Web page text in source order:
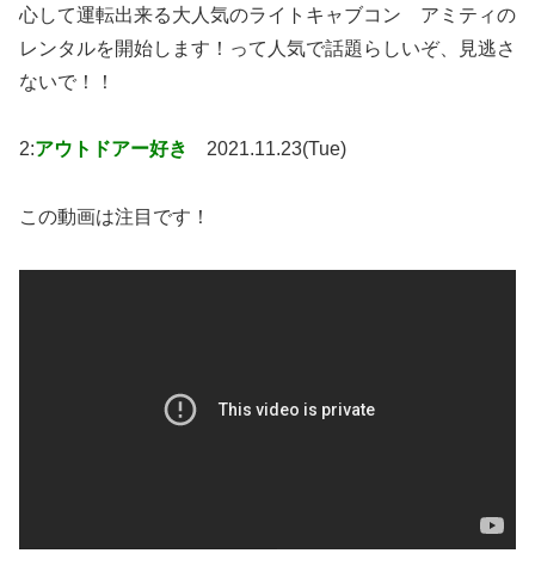
心して運転出来る大人気のライトキャブコン アミティの
レンタルを開始します！って人気で話題らしいぞ、見逃さ
ないで！！
2:アウトドアー好き 2021.11.23(Tue)
この動画は注目です！